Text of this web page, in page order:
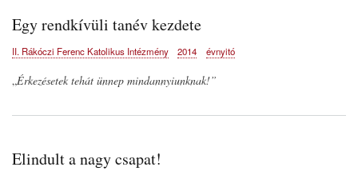
Egy rendkívüli tanév kezdete
II. Rákóczi Ferenc Katolikus Intézmény 2014 évnyitó
„Érkezésetek tehát ünnep mindannyiunknak!”
Elindult a nagy csapat!